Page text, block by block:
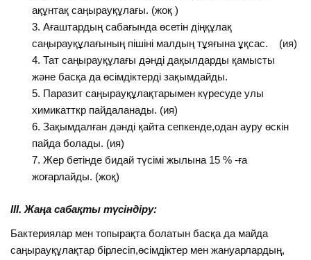
ақұнтақ саңырауқұлағы. (жоқ )
Ағаштардың сабағында өсетін діңқұлақ
саңырауқұлағының пішіні малдың тұяғына ұқсас. (ия)
Тат саңырауқұлағы дәнді дақылдарды қамысты
және басқа да өсімдіктерді зақымдайды.
Паразит саңырауқұлақтарымен күресуде улы
химикатткр пайдаланады. (ия)
Зақымдалған дәнді қайта сепкенде,одан ауру өскін
пайда болады. (ия)
Жер бетінде бидай түсімі жылына 15 % -ға
жоғарлайды. (жоқ)
III. Жаңа сабақты түсіндіру:
Бактериялар мен топырақта болатын басқа да майда
саңырауқұлақтар бірлесіп,өсімдіктер мен жануарлардың,